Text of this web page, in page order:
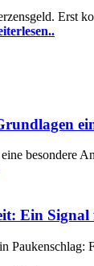
Erst
besondere
Ein
Paukenschlag: